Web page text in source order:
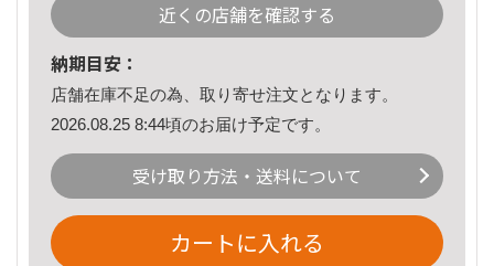
近くの店舗を確認する
納期目安：
店舗在庫不足の為、取り寄せ注文となります。
2026.08.25 8:44頃のお届け予定です。
受け取り方法・送料について
カートに入れる